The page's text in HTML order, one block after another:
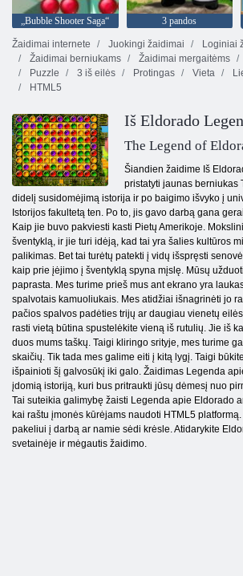
„Bubble Shooter Saga“ 3 pandos
Žaidimai internete
Juokingi žaidimai
Loginiai
Žaidimai berniukams
Žaidimai mergaitėms
Puzzle
3 iš eilės Protingas Vieta
HTML5
Iš Eldorado
The Legend of
Šiandien žaidime Iš
pristatyti jaunas berniukas
didelį susidomėjimą istorija ir po baigimo išvyko į
Istorijos fakultetą ten. Po to, jis gavo darbą gana
Kaip jie buvo pakviesti kasti Pietų Amerikoje.
šventyklą, ir jie turi idėją, kad tai yra šalies kultūros
palikimas. Bet tai turėtų patekti į vidų išspręsti
kaip prie įėjimo į šventyklą spyna mįslę. Mūsų
paprasta. Mes turime prieš mus ant ekrano yra
spalvotais kamuoliukais. Mes atidžiai išnagrinėti jo
pačios spalvos padėties trijų ar daugiau vienetų
rasti vietą būtina spustelėkite vieną iš rutulių. Jie iš
duos mums taškų. Taigi kliringo srityje, mes turime
skaičių. Tik tada mes galime eiti į kitą lygį. Taigi
išpainioti šį galvosūkį iki galo. Žaidimas Legenda
įdomią istoriją, kuri bus pritraukti jūsų dėmesį nuo
Tai suteikia galimybę žaisti Legenda apie Eldorado
kai raštu įmonės kūrėjams naudoti HTML5
pakeliui į darbą ar namie sėdi krėsle. Atidarykite
svetainėje ir mėgautis žaidimo.